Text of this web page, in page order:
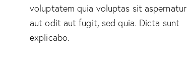
voluptatem quia voluptas sit aspernatur
aut odit aut fugit, sed quia. Dicta sunt
explicabo.